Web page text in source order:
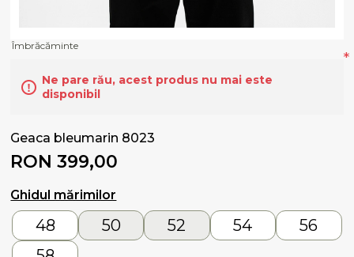
Îmbrăcăminte
Ne pare rău, acest produs nu mai este
disponibil
Geaca bleumarin 8023
RON 399,00
Ghidul mărimilor
*
48 50 52 54
56